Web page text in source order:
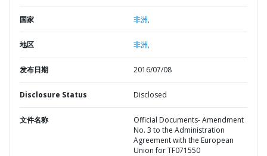
国家 非洲,
地区 非洲,
发布日期 2016/07/08
Disclosure Status Disclosed
文件名称
Official Documents- Amendment
No. 3 to the Administration
Agreement with the European
Union for TF071550